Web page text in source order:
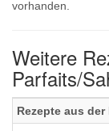
vorhanden.
Weitere
Parfaits/
Rezepte aus